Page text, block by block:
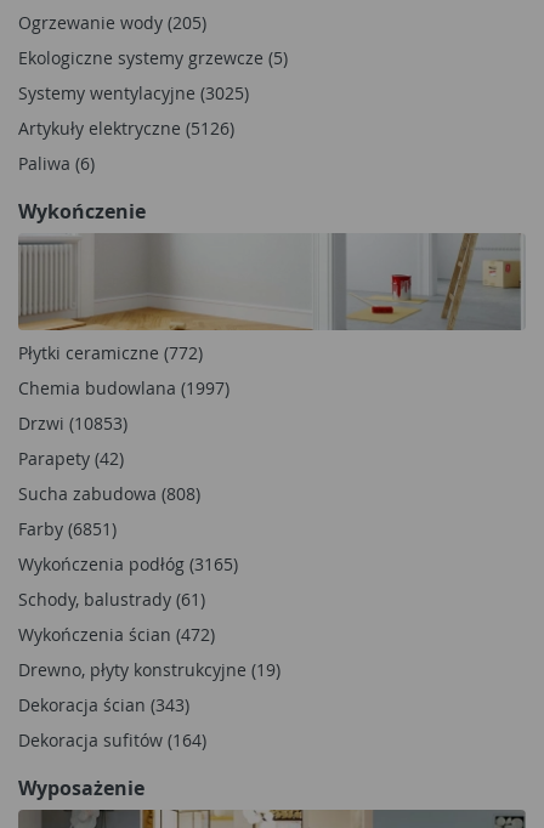
Ogrzewanie wody (205)
Ekologiczne systemy grzewcze (5)
Systemy wentylacyjne (3025)
Artykuły elektryczne (5126)
Paliwa (6)
Wykończenie
Płytki ceramiczne (772)
Chemia budowlana (1997)
Drzwi (10853)
Parapety (42)
Sucha zabudowa (808)
Farby (6851)
Wykończenia podłóg (3165)
Schody, balustrady (61)
Wykończenia ścian (472)
Drewno, płyty konstrukcyjne (19)
Dekoracja ścian (343)
Dekoracja sufitów (164)
Wyposażenie